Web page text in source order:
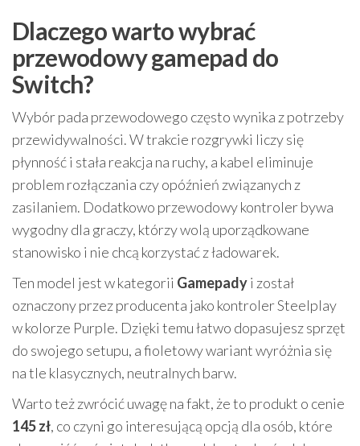
Dlaczego warto wybrać
przewodowy gamepad do
Switch?
Wybór pada przewodowego często wynika z potrzeby
przewidywalności. W trakcie rozgrywki liczy się
płynność i stała reakcja na ruchy, a kabel eliminuje
problem rozłączania czy opóźnień związanych z
zasilaniem. Dodatkowo przewodowy kontroler bywa
wygodny dla graczy, którzy wolą uporządkowane
stanowisko i nie chcą korzystać z ładowarek.
Ten model jest w kategorii Gamepadyi został
oznaczony przez producenta jako kontroler Steelplay
w kolorze Purple. Dzięki temu łatwo dopasujesz sprzęt
do swojego setupu, a fioletowy wariant wyróżnia się
na tle klasycznych, neutralnych barw.
Warto też zwrócić uwagę na fakt, że to produkt o cenie
145 zł, co czyni go interesującą opcją dla osób, które